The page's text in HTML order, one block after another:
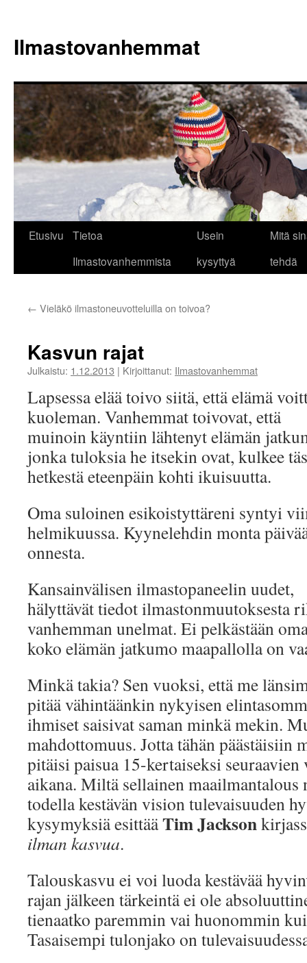
Ilmastovanhemmat
Etusivu
Tietoa
Ilmastovanhemmista
Usein
kysyttyä
Mitä
tehdä
← Vieläkö ilmastoneuvotteluilla on toivoa?
Kasvun rajat
Julkaistu: 1.12.2013 | Kirjoittanut: Ilmastovanhemmat
Lapsessa elää toivo siitä, että elämä
kuoleman. Vanhemmat toivovat, että
muinoin käyntiin lähtenyt elämän
jonka tuloksia he itsekin ovat, kulkee
hetkestä eteenpäin kohti ikuisuutta.
Oma suloinen esikoistyttäreni syntyi
helmikuussa. Kyynelehdin monta
onnesta.
Kansainvälisen ilmastopaneelin uudet,
hälyttävät tiedot ilmastonmuutoksesta
vanhemman unelmat. Ei pelkästään
koko elämän jatkumo maapallolla on
Minkä takia? Sen vuoksi, että me
pitää vähintäänkin nykyisen
ihmiset saisivat saman minkä mekin.
mahdottomuus. Jotta tähän päästäisiin
pitäisi paisua 15-kertaiseksi
aikana. Miltä sellainen maailmantalous
todella kestävän vision tulevaisuuden
kysymyksiä esittääTim Jackson
ilman kasvua.
Talouskasvu ei voi luoda kestävää
rajan jälkeen tärkeintä ei ole
tienaatko paremmin vai huonommin
Tasaisempi tulonjako on